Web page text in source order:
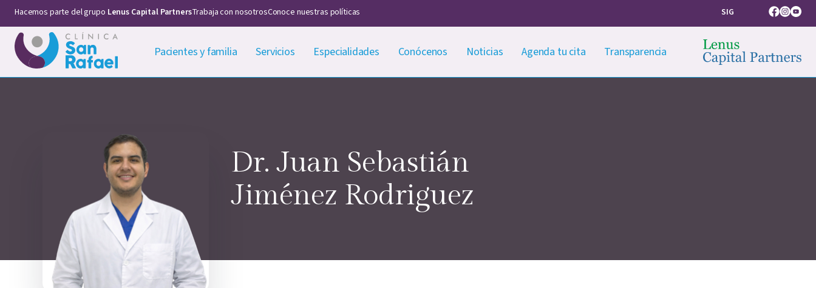
Hacemos parte del grupo Lenus Capital PartnersTrabaja con nosotrosConoce nuestras políticas SIG Facebook
Instagram
Pacientes y familia Servicios Especialidades Conócenos Noticias Agenda tu cita Transparencia
Dr. Juan Sebastián
Jiménez Rodriguez